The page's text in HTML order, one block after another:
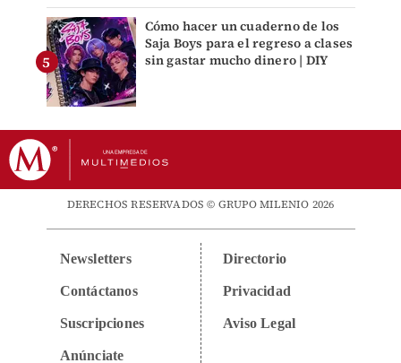
Cómo hacer un cuaderno de los
Saja Boys para el regreso a clases
sin gastar mucho dinero | DIY
DERECHOS RESERVADOS © GRUPO MILENIO 2026
Newsletters
Contáctanos
Suscripciones
Anúnciate
Directorio
Privacidad
Aviso Legal